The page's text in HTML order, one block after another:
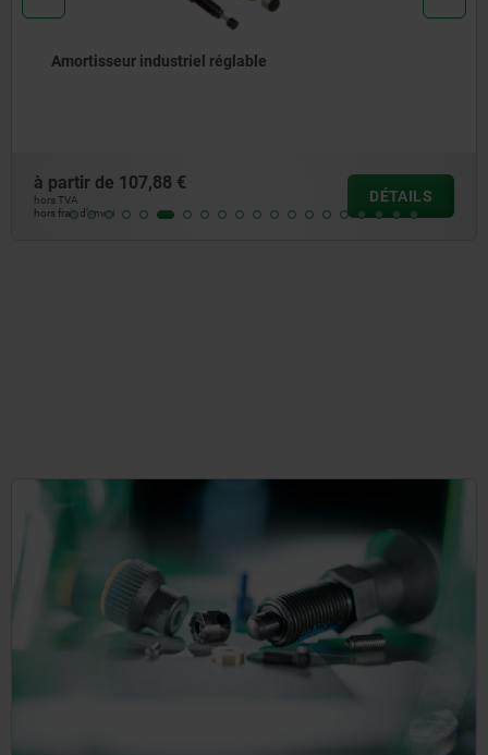
Amortisseur industriel réglable
à partir de 107,88 €
hors TVA
hors frais d’envoi
DÉTAILS